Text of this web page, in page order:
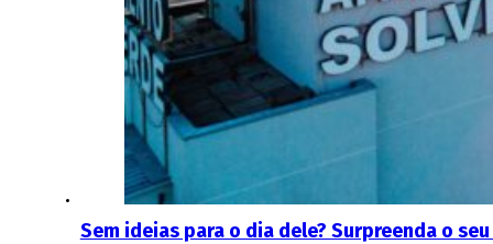
Sem ideias para o dia dele? Surpreenda o